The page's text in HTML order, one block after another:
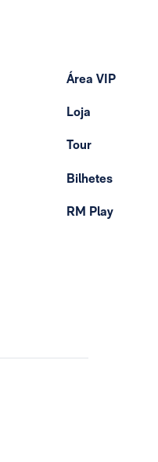
Área VIP
Loja
Tour
Bilhetes
RM Play